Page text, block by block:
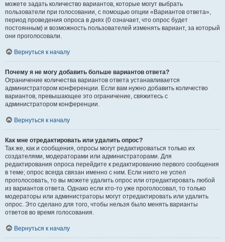
можете задать количество вариантов, которые могут выбрать
пользователи при голосовании, с помощью опции «Вариантов ответа»,
период проведения опроса в днях (0 означает, что опрос будет
постоянным) и возможность пользователей изменять вариант, за который
они проголосовали.
Вернуться к началу
Почему я не могу добавить больше вариантов ответа?
Ограничение количества вариантов ответа устанавливается
администратором конференции. Если вам нужно добавить количество
вариантов, превышающее это ограничение, свяжитесь с
администратором конференции.
Вернуться к началу
Как мне отредактировать или удалить опрос?
Так же, как и сообщения, опросы могут редактироваться только их
создателями, модераторами или администраторами. Для
редактирования опроса перейдите к редактированию первого сообщения
в теме; опрос всегда связан именно с ним. Если никто не успел
проголосовать, то вы можете удалить опрос или отредактировать любой
из вариантов ответа. Однако если кто-то уже проголосовал, то только
модераторы или администраторы могут отредактировать или удалить
опрос. Это сделано для того, чтобы нельзя было менять варианты
ответов во время голосования.
Вернуться к началу